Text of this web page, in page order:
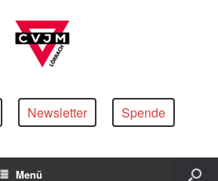
Spende
Newsletter
Menü